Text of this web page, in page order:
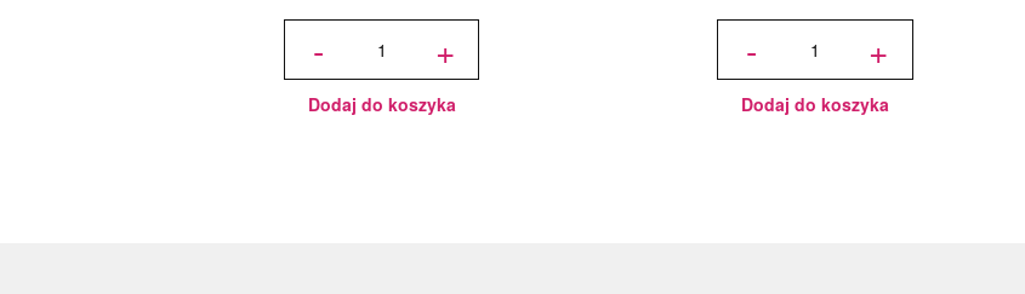
-
ilość
olejowy
Food
Zielony
Butelkowy
+
Dodaj do koszyka
-
ilość Karton
36x36x45/30
cm Biały - 1 +
Dodaj do koszyka